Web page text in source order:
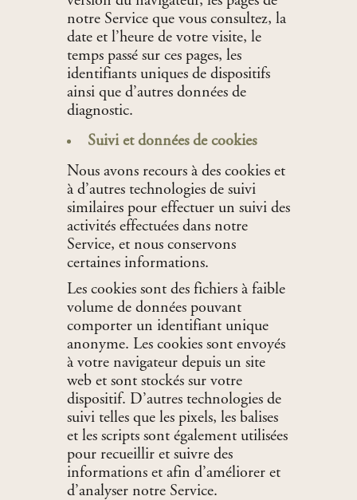
notre Service que vous consultez, la
date et l’heure de votre visite, le
temps passé sur ces pages, les
identifiants uniques de dispositifs
ainsi que d’autres données de
diagnostic.
Suivi et données de cookies
Nous avons recours à des cookies et
à d’autres technologies de suivi
similaires pour effectuer un suivi des
activités effectuées dans notre
Service, et nous conservons
certaines informations.
Les cookies sont des fichiers à faible
volume de données pouvant
comporter un identifiant unique
anonyme. Les cookies sont envoyés
à votre navigateur depuis un site
web et sont stockés sur votre
dispositif. D’autres technologies de
suivi telles que les pixels, les balises
et les scripts sont également utilisées
pour recueillir et suivre des
informations et afin d’améliorer et
d’analyser notre Service.